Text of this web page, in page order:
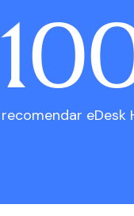
recomendar eDesk